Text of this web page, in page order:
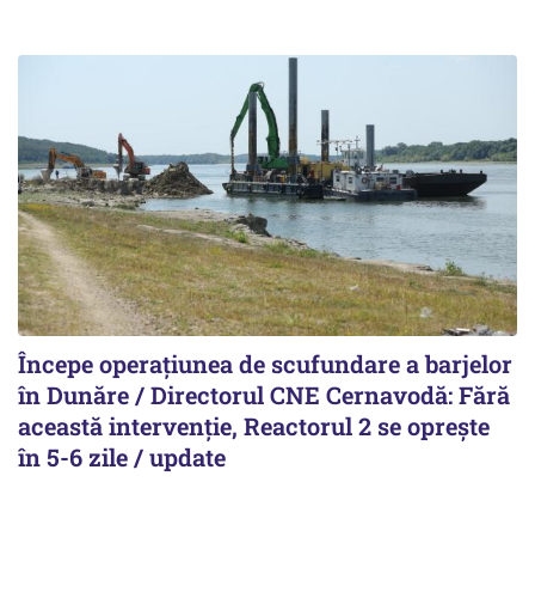
Începe operațiunea de scufundare a barjelor
în Dunăre / Directorul CNE Cernavodă: Fără
această intervenție, Reactorul 2 se oprește
în 5-6 zile / update